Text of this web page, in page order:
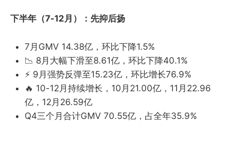
下半年（7-12月）：先抑后扬
7月GMV 14.38亿，环比下降1.5%
📉 8月大幅下滑至8.61亿，环比下降40.1%
⚡ 9月强势反弹至15.23亿，环比增长76.9%
🔥 10-12月持续增长，10月21.00亿，11月22.96
亿，12月26.59亿
Q4三个月合计GMV 70.55亿，占全年35.9%